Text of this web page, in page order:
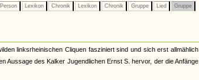
Person Lexikon Chronik Lexikon Chronik Gruppe Lied Gruppe
linksrheinischen Cliquen fasziniert sind und sich erst allmählich
Aussage des Kalker Jugendlichen Ernst S. hervor, der die Anfänge